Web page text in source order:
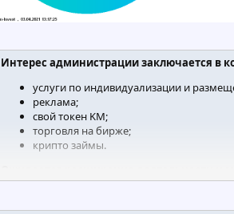
Интерес администрации заключается в
услуги по индивидуализации и
реклама;
свой токен KM;
торговля на бирже;
крипто займы.
Ожидается расширение деятельности и
в долевом краудфандинге.